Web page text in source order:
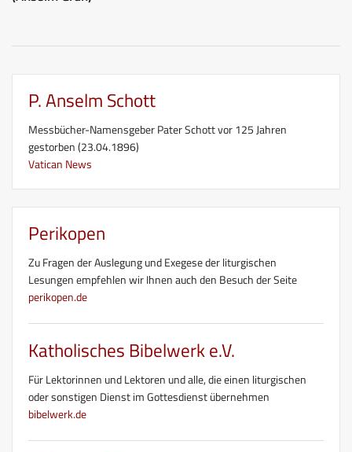
P. Anselm Schott
Messbücher-Namensgeber Pater Schott vor 125 Jahren
gestorben (23.04.1896)
Vatican News
Perikopen
Zu Fragen der Auslegung und Exegese der liturgischen
Lesungen empfehlen wir Ihnen auch den Besuch der Seite
perikopen.de
Katholisches Bibelwerk e.V.
Für Lektorinnen und Lektoren und alle, die einen liturgischen
oder sonstigen Dienst im Gottesdienst übernehmen
bibelwerk.de